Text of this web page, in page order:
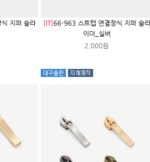
지퍼 슬라
[IT]66-963 스트랩 연결장식 지퍼 슬라
이더_실버
2,000원